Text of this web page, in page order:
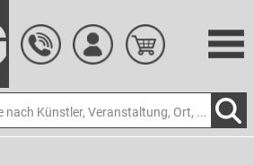
Hauptinhalt
springen